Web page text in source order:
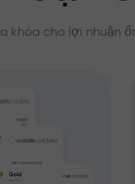
khóa cho lợi nhuận